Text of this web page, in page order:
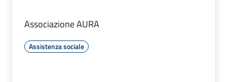
Associazione AURA
Assistenza sociale